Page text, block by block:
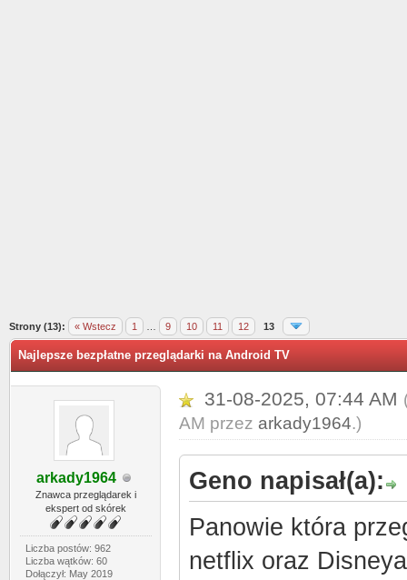
Strony (13): « Wstecz 1 9 10 11 12 13
Najlepsze bezpłatne przeglądarki na Android TV
arkady1964
Znawca przeglądarek i
ekspert od skórek
Liczba postów: 962
Liczba wątków: 60
Dołączył: May 2019
31-08-2025, 07:44 AM
AM przez arkady1964.)
Geno napisał(a):
Panowie która
netflix oraz